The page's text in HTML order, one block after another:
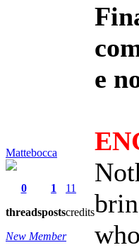
Mattebocca
0
threads
1
posts
11
credits
New Member
e